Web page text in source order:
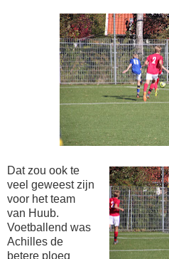
Dat zou ook te
veel geweest zijn
voor het team
van Huub.
Voetballend was
Achilles de
betere ploeg